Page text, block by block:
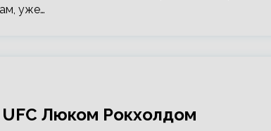
уже…
Люком Рокхолдом